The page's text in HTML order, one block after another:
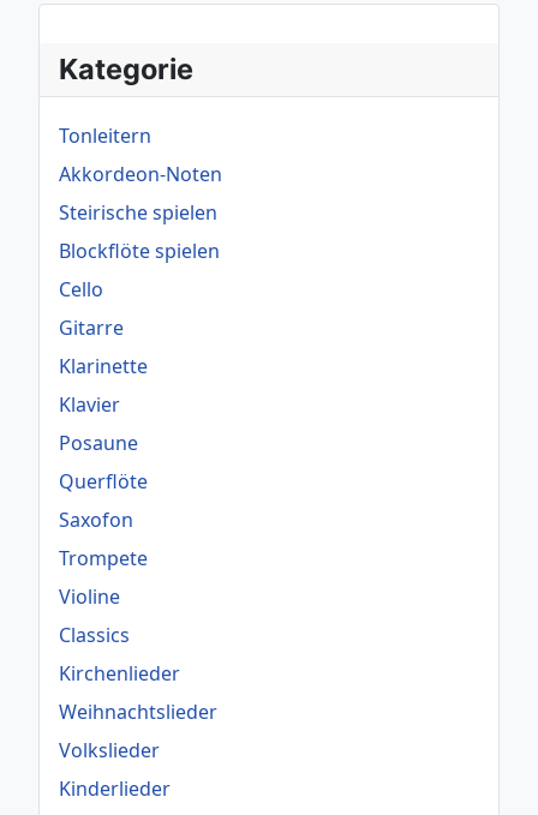
Kategorie
Tonleitern
Akkordeon-Noten
Steirische spielen
Blockflöte spielen
Cello
Gitarre
Klarinette
Klavier
Posaune
Querflöte
Saxofon
Trompete
Violine
Classics
Kirchenlieder
Weihnachtslieder
Volkslieder
Kinderlieder